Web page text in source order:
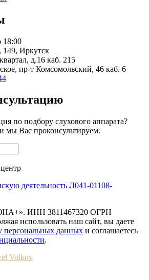
149, Иркутск
д.16 каб. 215
пр-т Комсомольский, 46 каб. 6
по подбору слухового аппарата?
мы Вас проконсультируем.
деятельность Л041-01108-
ИНН 3811467320 ОГРН
использовать наш сайт, вы даете
персональных данных и соглашаетесь
.
Volkov